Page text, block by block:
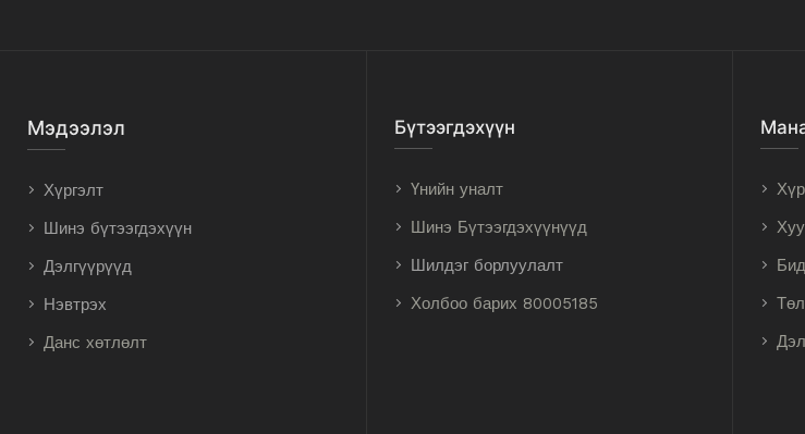
Мэдээлэл
Хүргэлт
Шинэ бүтээгдэхүүн
Дэлгүүрүүд
Нэвтрэх
Данс хөтлөлт
Бүтээгдэхүүн
Үнийн уналт
Шинэ Бүтээгдэхүүнүүд
Шилдэг борлуулалт
Холбоо барих 80005185